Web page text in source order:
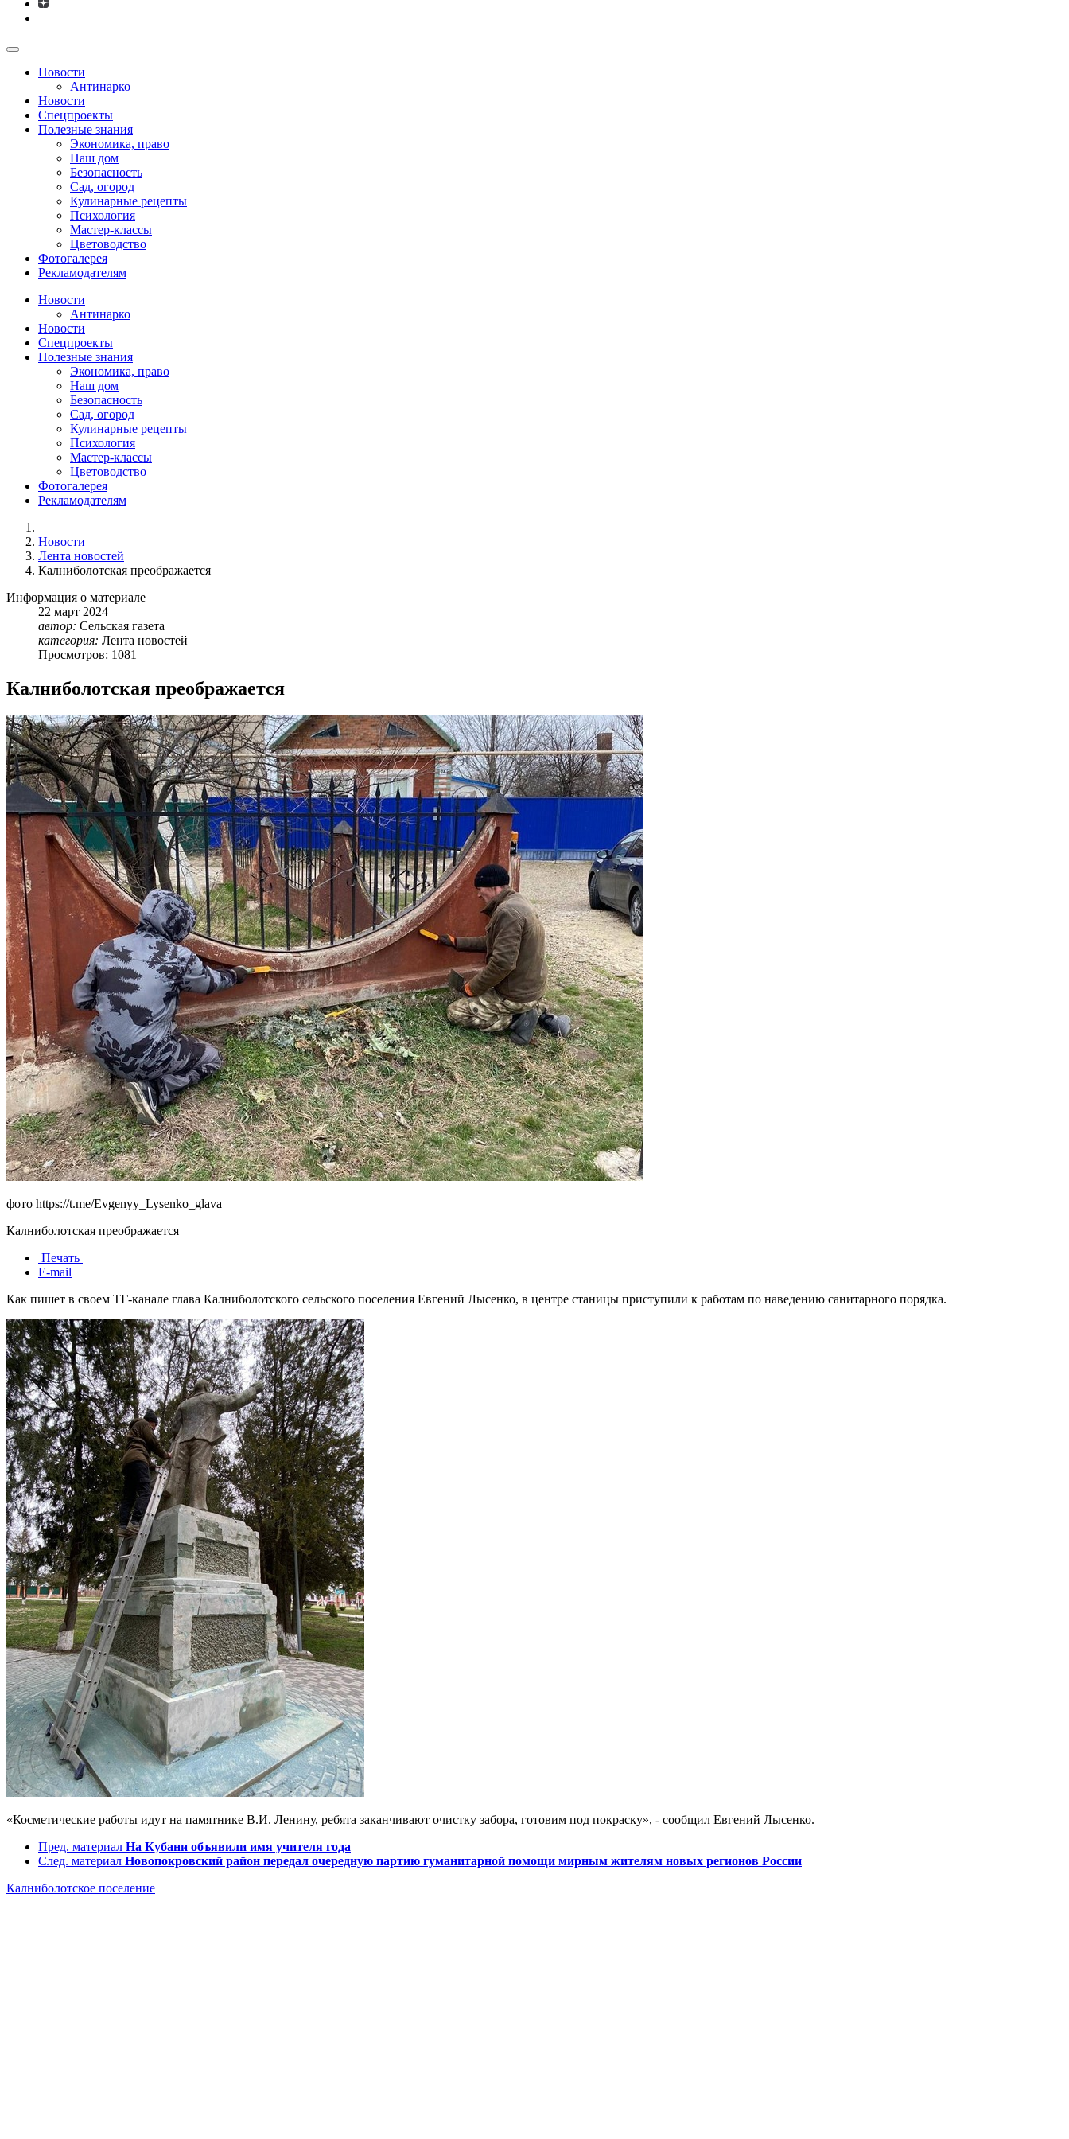
Новости
Антинарко
Новости
Спецпроекты
Полезные знания
Экономика, право
Наш дом
Безопасность
Сад, огород
Кулинарные рецепты
Психология
Мастер-классы
Цветоводство
Фотогалерея
Рекламодателям
Новости
Антинарко
Новости
Спецпроекты
Полезные знания
Экономика, право
Наш дом
Безопасность
Сад, огород
Кулинарные рецепты
Психология
Мастер-классы
Цветоводство
Фотогалерея
Рекламодателям
Новости
Лента новостей
Калниболотская преображается
Информация о материале
22 март 2024
автор: Сельская газета
категория: Лента новостей
Просмотров: 1081
Калниболотская преображается
фото https://t.me/Evgenyy_Lysenko_glava
Калниболотская преображается
Печать
E-mail
Как пишет в своем ТГ-канале глава Калниболотского сельского поселения Евгений Лысенко, в центре станицы приступили к работам по наведению санитарного порядка.
«Косметические работы идут на памятнике В.И. Ленину, ребята заканчивают очистку забора, готовим под покраску», - сообщил Евгений Лысенко.
Пред. материал На Кубани объявили имя учителя года
След. материал Новопокровский район передал очередную партию гуманитарной помощи мирным жителям новых регионов России
Калниболотское поселение